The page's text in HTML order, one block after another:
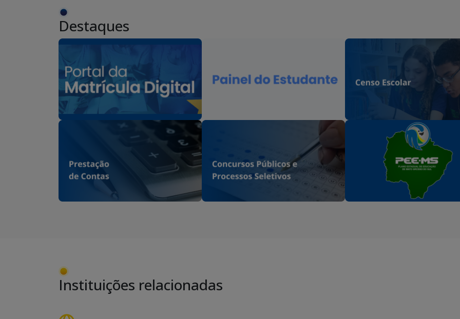
Destaques
Instituições relacionadas